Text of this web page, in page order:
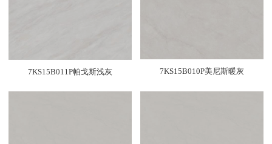
7KS15B011P帕戈斯浅灰 7KS15B010P美尼斯暖灰